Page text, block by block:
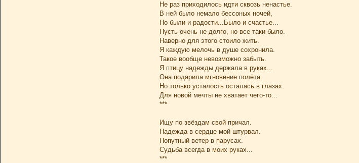
Не раз приходилось идти сквозь ненастье.
В ней было немало бессоных ночей,
Но были и радости...Было и счастье...
Пусть очень не долго, но все таки было.
Наверно для этого стоило жить.
Я каждую мелочь в душе сохронила.
Такое вообще невозможно забыть.
Я птицу надежды держала в руках...
Она подарила мгновение полёта.
Но только усталость осталась в глазах.
Для новой мечты не хватает чего-то...
***
Ищу по звёздам свой причал.
Надежда в сердце мой штурвал.
Попутный ветер в парусах.
Судьба всегда в моих руках...
***